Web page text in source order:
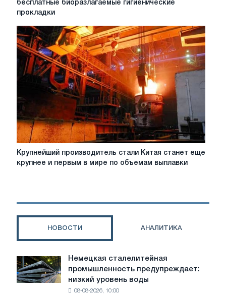
Tata
начал
раздавать
бесплатные
биоразлагаемые
гигиенические
прокладки
бесплатные биоразлагаемые гигиенические
прокладки
Крупнейший
производитель
еще
в
по
объемам
Крупнейший производитель стали Китая станет еще
крупнее и первым в мире по объемам выплавки
НОВОСТИ АНАЛИТИКА
Немецкая
сталелитейная
промышленность
предупреждает:
Немецкая сталелитейная
промышленность предупреждает:
низкий уровень воды
08-08-2026, 10:00